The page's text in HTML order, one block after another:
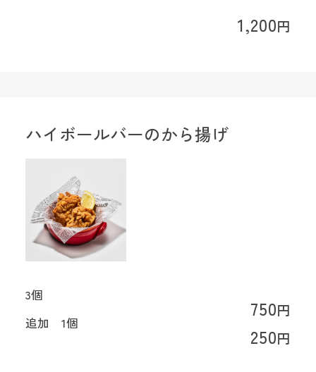
1,200円
3個
750円
追加 1個
250円
ハイボールバーのから揚げ